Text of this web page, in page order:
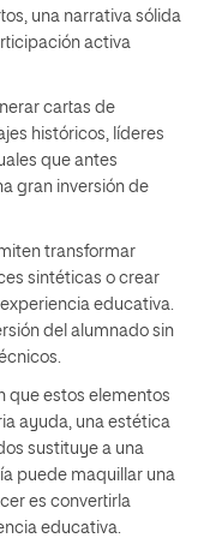
una narrativa sólida
activa
cartas de
históricos, líderes
que antes
gran inversión de
transformar
sintéticas o crear
educativa.
del alumnado sin
que estos elementos
ayuda, una estética
sustituye a una
puede maquillar una
es convertirla
educativa.